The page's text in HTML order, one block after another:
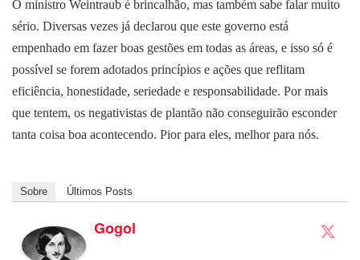
O ministro Weintraub é brincalhão, mas também sabe falar muito
sério. Diversas vezes já declarou que este governo está
empenhado em fazer boas gestões em todas as áreas, e isso só é
possível se forem adotados princípios e ações que reflitam
eficiência, honestidade, seriedade e responsabilidade. Por mais
que tentem, os negativistas de plantão não conseguirão esconder
tanta coisa boa acontecendo. Pior para eles, melhor para nós.
Sobre Últimos Posts
Gogol